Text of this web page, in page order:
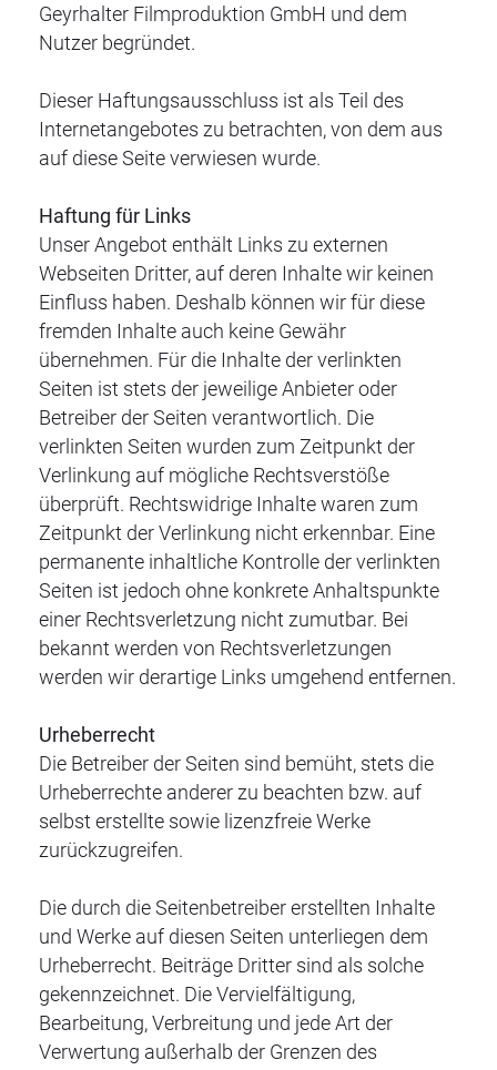
Geyrhalter Filmproduktion GmbH und dem
Nutzer begründet.
Dieser Haftungsausschluss ist als Teil des
Internetangebotes zu betrachten, von dem aus
auf diese Seite verwiesen wurde.
Haftung für Links
Unser Angebot enthält Links zu externen
Webseiten Dritter, auf deren Inhalte wir keinen
Einfluss haben. Deshalb können wir für diese
fremden Inhalte auch keine Gewähr
übernehmen. Für die Inhalte der verlinkten
Seiten ist stets der jeweilige Anbieter oder
Betreiber der Seiten verantwortlich. Die
verlinkten Seiten wurden zum Zeitpunkt der
Verlinkung auf mögliche Rechtsverstöße
überprüft. Rechtswidrige Inhalte waren zum
Zeitpunkt der Verlinkung nicht erkennbar. Eine
permanente inhaltliche Kontrolle der verlinkten
Seiten ist jedoch ohne konkrete Anhaltspunkte
einer Rechtsverletzung nicht zumutbar. Bei
bekannt werden von Rechtsverletzungen
werden wir derartige Links umgehend entfernen.
Urheberrecht
Die Betreiber der Seiten sind bemüht, stets die
Urheberrechte anderer zu beachten bzw. auf
selbst erstellte sowie lizenzfreie Werke
zurückzugreifen.
Die durch die Seitenbetreiber erstellten Inhalte
und Werke auf diesen Seiten unterliegen dem
Urheberrecht. Beiträge Dritter sind als solche
gekennzeichnet. Die Vervielfältigung,
Bearbeitung, Verbreitung und jede Art der
Verwertung außerhalb der Grenzen des